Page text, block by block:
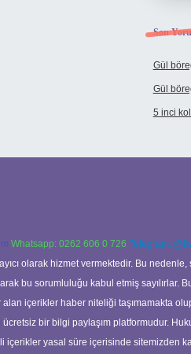
Son
Gül
Gül
5 inci
Whatsapp: 0262 606 0 726 Telegram:
olarak hizmet vermektedir. Bu
bu sorumluluğu kabul etmiş sayılırlar.
alan içerikler haber niteliği taşımamakta
bir bilgi paylaşım platformudur.
yasal süre içerisinde sitemizden